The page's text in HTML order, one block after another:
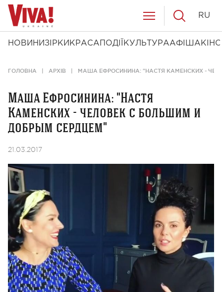
НОВИНИ ЗІРКИ КРАСА ПОДІЇ КУЛЬТУРААФІША КІНО
RU
ГОЛОВНА АРХІВ МАША ЕФРОСИНИНА: "НАСТЯ КАМЕНСКИХ -
Маша Ефросинина: "Настя
Каменских - человек с большим и
добрым сердцем"
21.03.2017